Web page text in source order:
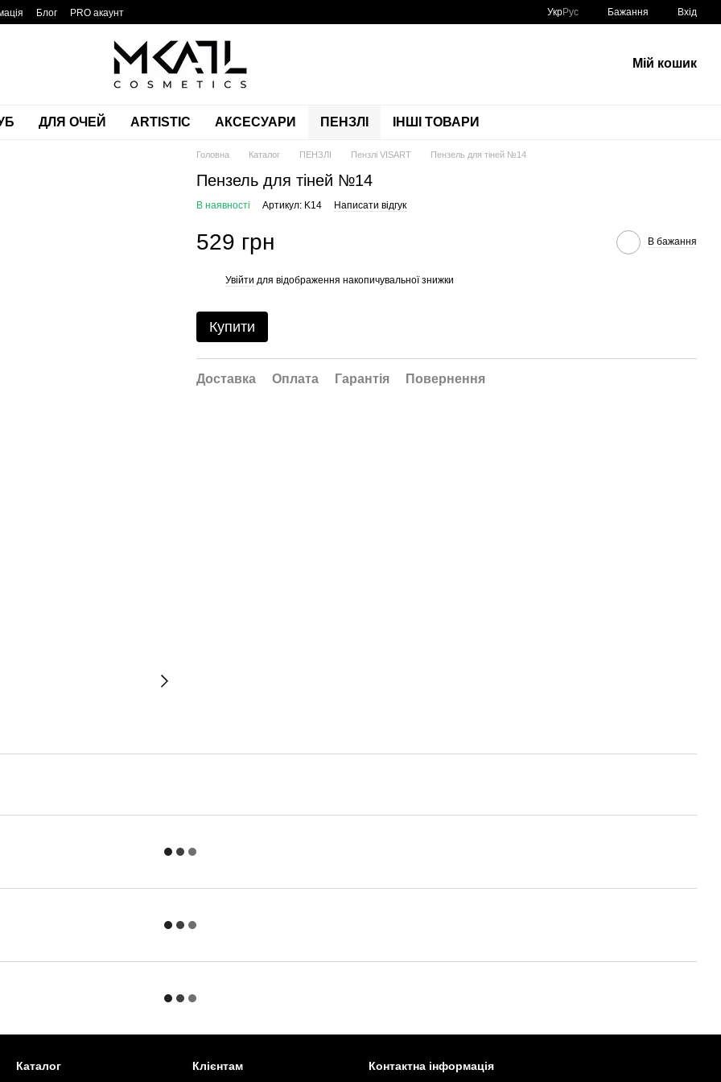
Блог PRO акаунт УкрРус Бажання Вхід
Мій кошик
ДЛЯ ОЧЕЙ ARTISTIC АКСЕСУАРИ ПЕНЗЛІ ІНШІ ТОВАРИ
Головна Каталог ПЕНЗЛІ Пензлі VISART Пензель для тіней №14
Пензель для тіней №14
В наявності Артикул: K14 Написати відгук
529 грн В бажання
Увійти для відображення накопичувальної знижки
Купити
Доставка Оплата Гарантія Повернення
Каталог Клієнтам Контактна інформація